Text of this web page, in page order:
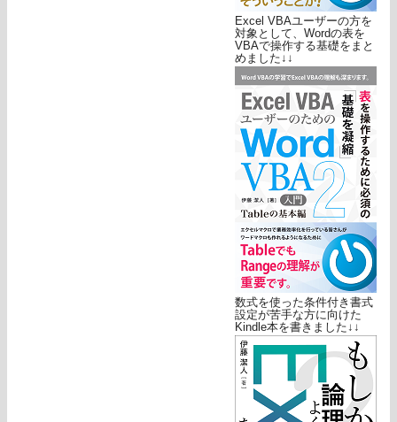
Excel VBAユーザーの方を
対象として、Wordの表を
VBAで操作する基礎をまと
めました↓↓
数式を使った条件付き書式
設定が苦手な方に向けた
Kindle本を書きました↓↓